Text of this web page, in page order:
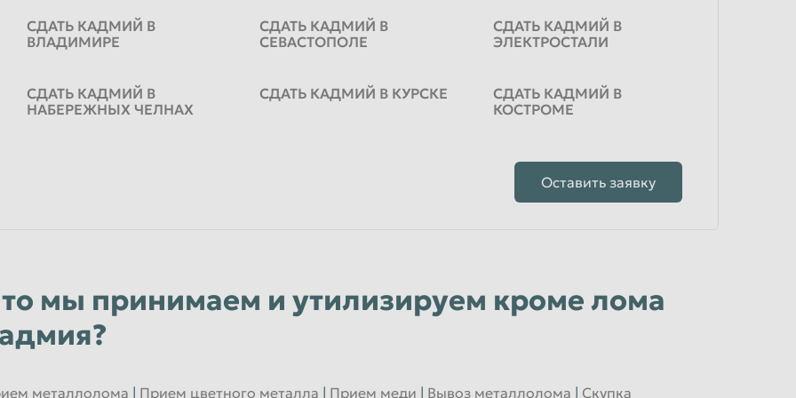
СДАТЬ КАДМИЙ В
ВЛАДИМИРЕ
СДАТЬ КАДМИЙ В
СЕВАСТОПОЛЕ
СДАТЬ КАДМИЙ В
ЭЛЕКТРОСТАЛИ
СДАТЬ КАДМИЙ В
НАБЕРЕЖНЫХ ЧЕЛНАХ
СДАТЬ КАДМИЙ В КУРСКЕ
СДАТЬ КАДМИЙ В
КОСТРОМЕ
Оставить заявку
мы принимаем и утилизируем кроме лома
металлолома | Прием цветного металла | Прием меди | Вывоз металлолома | Скупка